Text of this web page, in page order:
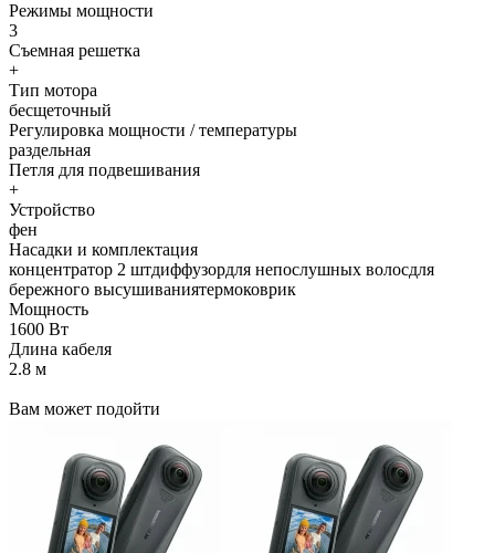
Режимы мощности
3
Съемная решетка
+
Тип мотора
бесщеточный
Регулировка мощности / температуры
раздельная
Петля для подвешивания
+
Устройство
фен
Насадки и комплектация
концентратор 2 штдиффузордля непослушных волосдля
бережного высушиваниятермоковрик
Мощность
1600 Вт
Длина кабеля
2.8 м
Вам может подойти